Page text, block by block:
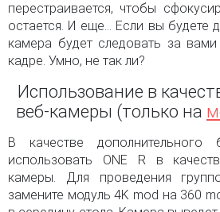
перестраивается, чтобы
остается. И еще... Если вы будете
камера будет следовать за
кадре. Умно, не так ли?
Использование в
веб-камеры (только на
В качестве
использовать ONE R в
камеры. Для проведения
замените модуль 4K mod на 360